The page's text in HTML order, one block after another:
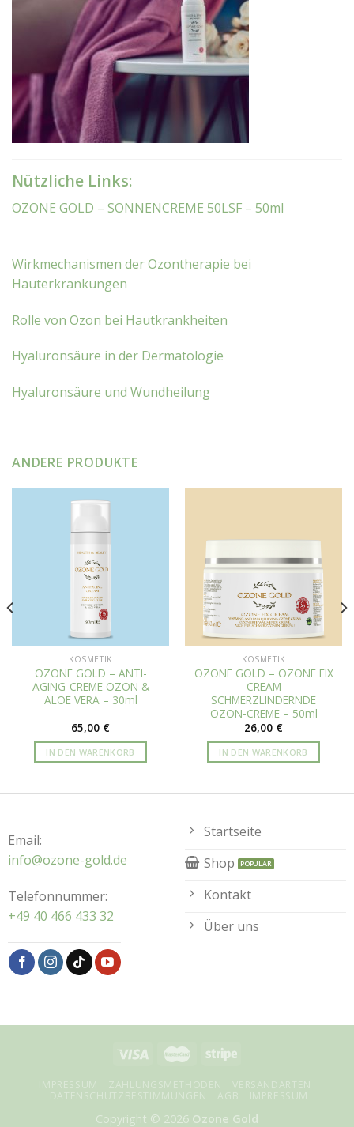
Nützliche Links:
OZONE GOLD – SONNENCREME 50LSF – 50ml
Wirkmechanismen der Ozontherapie bei
Hauterkrankungen
Rolle von Ozon bei Hautkrankheiten
Hyaluronsäure in der Dermatologie
Hyaluronsäure und Wundheilung
ANDERE PRODUKTE
KOSMETIK
OZONE GOLD – ANTI-
AGING-CREME OZON &
ALOE VERA – 30ml
65,00 €
IN DEN WARENKORB
KOSMETIK
OZONE GOLD – OZONE FIX
CREAM
SCHMERZLINDERNDE
OZON-CREME – 50ml
26,00 €
IN DEN WARENKORB
Email:
info@ozone-gold.de
Telefonnummer:
+49 40 466 433 32
Startseite
Shop
Kontakt
Über uns
IMPRESSUM ZAHLUNGSMETHODEN
VERSANDARTEN
DATENSCHUTZBESTIMMUNGEN
AGB IMPRESSUM
Copyright © 2026 Ozone Gold